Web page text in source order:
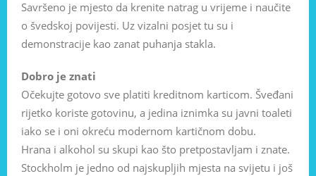
Savršeno je mjesto da krenite natrag u vrijeme i naučite
o švedskoj povijesti. Uz vizalni posjet tu su i
demonstracije kao zanat puhanja stakla.
Dobro je znati
Očekujte gotovo sve platiti kreditnom karticom. Šveđani
rijetko koriste gotovinu, a jedina iznimka su javni toaleti
iako se i oni okreću modernom kartičnom dobu.
Hrana i alkohol su skupi kao što pretpostavljam i znate.
Stockholm je jedno od najskupljih mjesta na svijetu i još